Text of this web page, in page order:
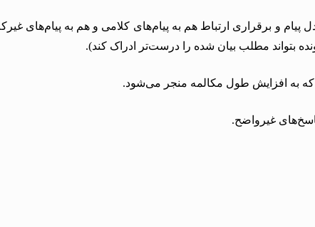
پیام و برقراری ارتباط هم به پیام‌های کلامی و هم به پیام‌های
بتواند مطلب بیان شده را درست‌تر ادراک کند).
که به افزایش طول مکالمه منجر می‌شود.
غیرواضح.